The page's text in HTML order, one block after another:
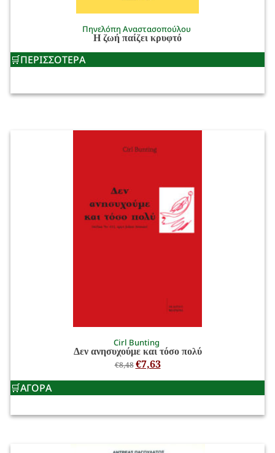
Πηνελόπη Αναστασοπούλου
Η ζωή παίζει κρυφτό
ΠΕΡΙΣΣΟΤΕΡΑ
Cirl Bunting
Δεν ανησυχούμε και τόσο πολύ
€8,48 €7,63
ΑΓΟΡΑ